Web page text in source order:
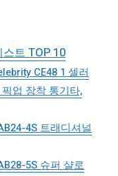
트 TOP 10
CE48 1 셀러
업 장착 통기타,
4S 트래디셔널
5S 슈퍼 샬로